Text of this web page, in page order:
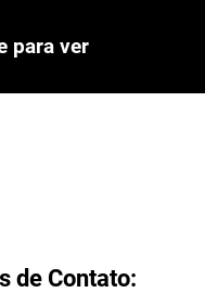
para ver
de Contato: